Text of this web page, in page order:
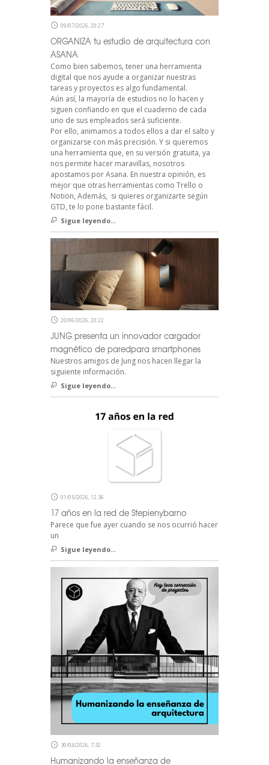
09/07/2026, 20:27
ORGANIZA tu estudio de arquitectura con
ASANA
Como bien sabemos, tener una herramienta
digital que nos ayude a organizar nuestras
tareas y proyectos es algo fundamental.
Aún así, la mayoría de estudios no lo hacen y
siguen confiando en que el cuaderno de cada
uno de sus empleados será suficiente.
Por ello, animamos a todos ellos a dar el salto y
organizarse con más precisión. Y si queremos
una herramienta que, en su versión gratuita, ya
nos permite hacer maravillas, nosotros
apostamos por Asana. En nuestra opinión, es
mejor que otras herramientas como Trello o
Notion, Además, si quieres organizarte según
GTD, te lo pone bastante fácil.
Sigue leyendo...
20/06/2026, 20:22
JUNG presenta un innovador cargador
magnético de paredpara smartphones
Nuestros amigos de Jung nos hacen llegar la
siguiente información.
Sigue leyendo...
01/05/2026, 12:36
17 años en la red de Stepienybarno
Parece que fue ayer cuando se nos ocurrió hacer
un
Sigue leyendo...
30/04/2026, 7:32
Humanizando la enseñanza de